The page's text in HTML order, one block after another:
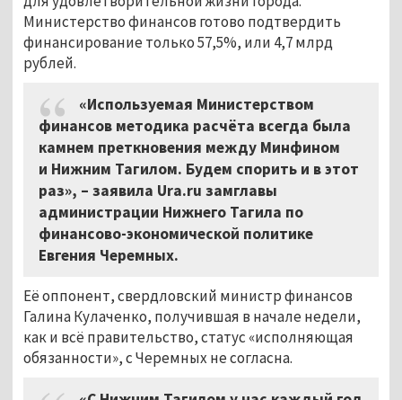
Министерство финансов готово подтвердить
финансирование только 57,5%, или 4,7 млрд
рублей.
«Используемая Министерством
финансов методика расчёта всегда была
камнем преткновения между Минфином
и Нижним Тагилом. Будем спорить и в этот
раз», – заявила Ura.ru замглавы
администрации Нижнего Тагила по
финансово-экономической политике
Евгения Черемных.
Её оппонент, свердловский министр финансов
Галина Кулаченко, получившая в начале недели,
как и всё правительство, статус «исполняющая
обязанности», с Черемных не согласна.